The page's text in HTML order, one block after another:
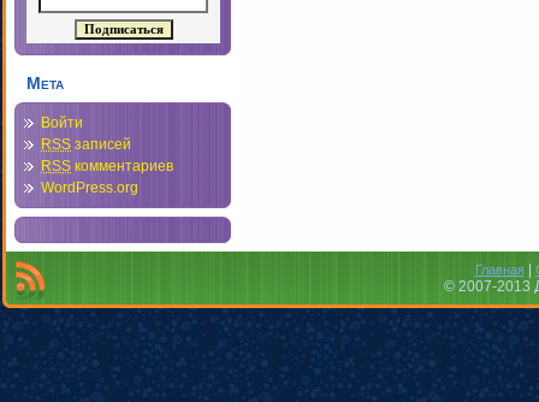
Мета
Войти
RSS записей
RSS комментариев
WordPress.org
Главная|
© 2007-2013